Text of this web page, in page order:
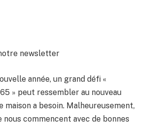
newsletter
année, un grand défi «
» peut ressembler au nouveau
a besoin. Malheureusement,
nous commencent avec de bonnes